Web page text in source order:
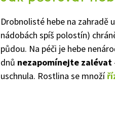
Drobnolisté hebe na zahradě
nádobách spíš polostín)
půdou. Na péči je hebe
dnů nezapomínejte zalévat
uschnula. Rostlina se množí